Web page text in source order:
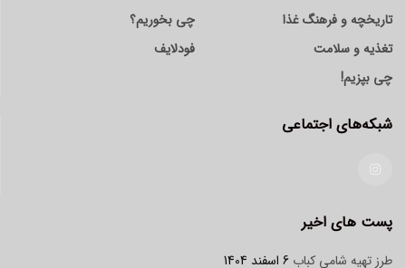
تاریخچه و فرهنگ غذا
تغذیه و سلامت
چی بپزیم!
چی بخوریم؟
فودلایف
شبکه‌های اجتماعی
پست های اخیر
طرز تهیه شامی کباب 6 اسفند 1404